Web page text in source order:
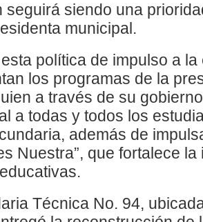
seguirá siendo una
municipal.
política de impulso a
los programas de la
a través de su
a todas y todos los
además de
Nuestra”, que fortalece
Técnica No. 94,